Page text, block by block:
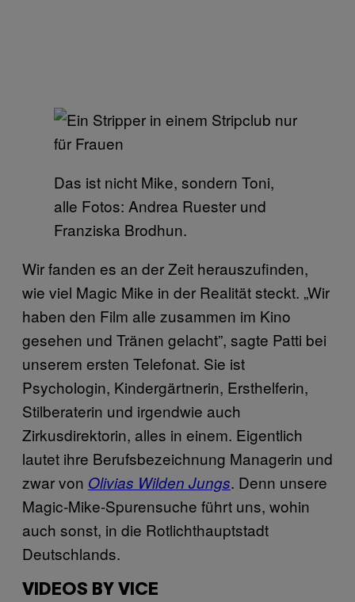
Das ist nicht Mike, sondern Toni,
alle Fotos: Andrea Ruester und
Franziska Brodhun.
Wir fanden es an der Zeit herauszufinden,
wie viel Magic Mike in der Realität steckt. „Wir
haben den Film alle zusammen im Kino
gesehen und Tränen gelacht”, sagte Patti bei
unserem ersten Telefonat. Sie ist
Psychologin, Kindergärtnerin, Ersthelferin,
Stilberaterin und irgendwie auch
Zirkusdirektorin, alles in einem. Eigentlich
lautet ihre Berufsbezeichnung Managerin und
zwar von Olivias Wilden Jungs. Denn unsere
Magic-Mike-Spurensuche führt uns, wohin
auch sonst, in die Rotlichthauptstadt
Deutschlands.
VIDEOS BY VICE